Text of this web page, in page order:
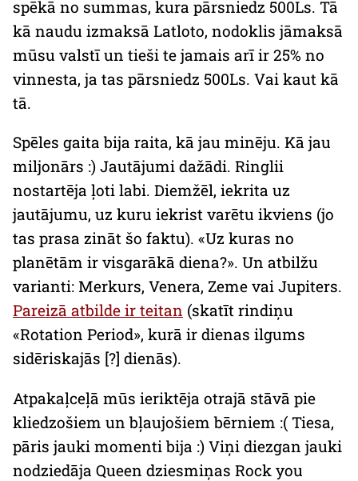
spēkā no summas, kura pārsniedz 500Ls. Tā
kā naudu izmaksā Latloto, nodoklis jāmaksā
mūsu valstī un tieši te jamais arī ir 25% no
vinnesta, ja tas pārsniedz 500Ls. Vai kaut kā
tā.
Spēles gaita bija raita, kā jau minēju. Kā jau
miljonārs :) Jautājumi dažādi. Ringlii
nostartēja ļoti labi. Diemžēl, iekrita uz
jautājumu, uz kuru iekrist varētu ikviens (jo
tas prasa zināt šo faktu). «Uz kuras no
planētām ir visgarākā diena?». Un atbilžu
varianti: Merkurs, Venera, Zeme vai Jupiters.
Pareizā atbilde ir teitan (skatīt rindiņu
«Rotation Period», kurā ir dienas ilgums
sidēriskajās [?] dienās).
Atpakaļceļā mūs ieriktēja otrajā stāvā pie
kliedzošiem un bļaujošiem bērniem :( Tiesa,
pāris jauki momenti bija :) Viņi diezgan jauki
nodziedāja Queen dziesmiņas Rock you